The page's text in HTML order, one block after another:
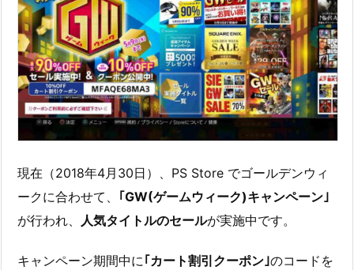
現在（2018年4月30日）、PS Store でゴールデンウィ
ークに合わせて、 ｢GW(ゲームウィーク)キャンペーン｣
が行われ、 人気タイトルのセールが実施中です。
キャンペーン期間中に｢カート割引クーポン｣のコードを